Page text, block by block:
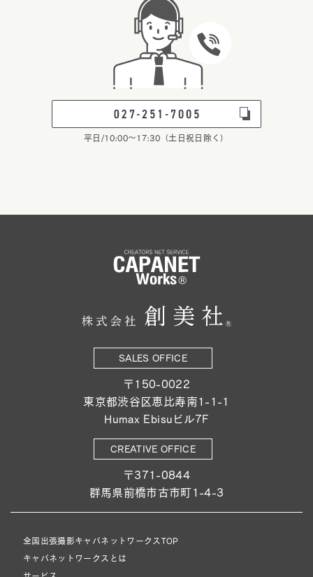
平日/10:00～17:30（土日祝日除く）
SALES OFFICE
〒150-0022
東京都渋谷区恵比寿南1-1-1
Humax Ebisuビル7F
CREATIVE OFFICE
〒371-0844
群馬県前橋市古市町1-4-3
全国出張撮影キャパネットワークスTOP
キャパネットワークスとは
サービス